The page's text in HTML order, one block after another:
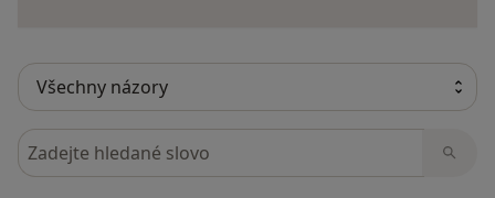
Hledejte v názorech